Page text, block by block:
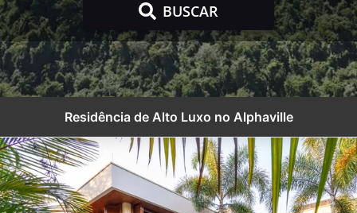
BUSCAR
Residência de Alto Luxo no Alphaville